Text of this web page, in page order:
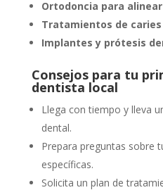
Ortodoncia para
Tratamientos de
Implantes y prótesis
Consejos para tu
dentista local
Llega con tiempo y lleva
dental.
Prepara preguntas sobre
específicas.
Solicita un plan de